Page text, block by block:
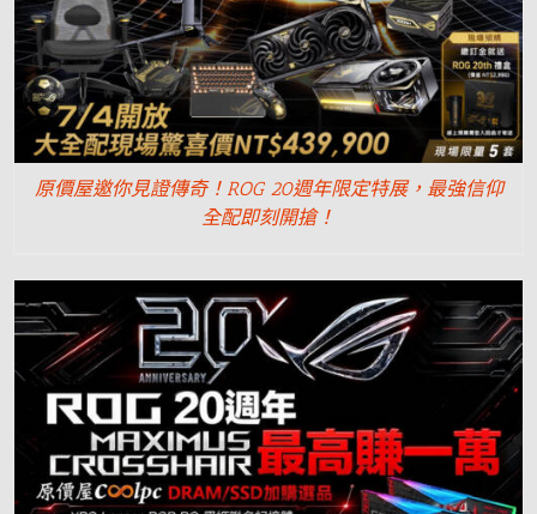
原價屋邀你見證傳奇！ROG 20週年限定特展，最強信仰
全配即刻開搶！